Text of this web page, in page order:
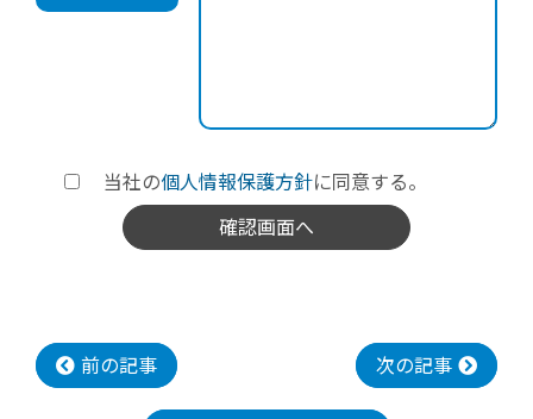
当社の個人情報保護方針に同意する。
前の記事 次の記事